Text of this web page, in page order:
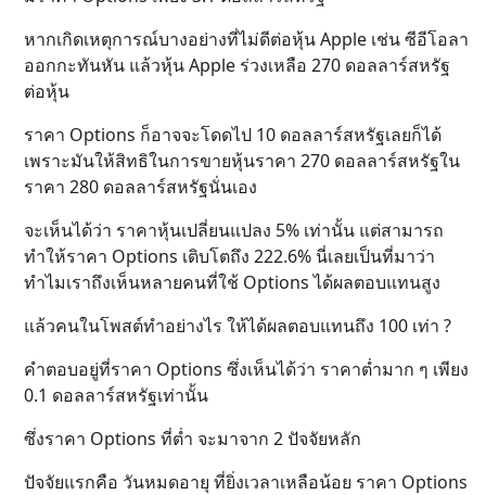
หากเกิดเหตุการณ์บางอย่างที่ไม่ดีต่อหุ้น Apple เช่น ซีอีโอลา
ออกกะทันหัน แล้วหุ้น Apple ร่วงเหลือ 270 ดอลลาร์สหรัฐ
ต่อหุ้น
ราคา Options ก็อาจจะโดดไป 10 ดอลลาร์สหรัฐเลยก็ได้
เพราะมันให้สิทธิในการขายหุ้นราคา 270 ดอลลาร์สหรัฐใน
ราคา 280 ดอลลาร์สหรัฐนั่นเอง
จะเห็นได้ว่า ราคาหุ้นเปลี่ยนแปลง 5% เท่านั้น แต่สามารถ
ทำให้ราคา Options เติบโตถึง 222.6% นี่เลยเป็นที่มาว่า
ทำไมเราถึงเห็นหลายคนที่ใช้ Options ได้ผลตอบแทนสูง
แล้วคนในโพสต์ทำอย่างไร ให้ได้ผลตอบแทนถึง 100 เท่า ?
คำตอบอยู่ที่ราคา Options ซึ่งเห็นได้ว่า ราคาต่ำมาก ๆ เพียง
0.1 ดอลลาร์สหรัฐเท่านั้น
ซึ่งราคา Options ที่ต่ำ จะมาจาก 2 ปัจจัยหลัก
ปัจจัยแรกคือ วันหมดอายุ ที่ยิ่งเวลาเหลือน้อย ราคา Options